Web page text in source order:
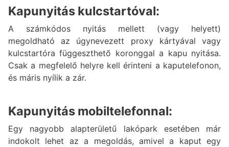
Kapunyitás kulcstartóval:
A számkódos nyitás mellett (vagy helyett)
megoldható az úgynevezett proxy kártyával vagy
kulcstartóra függeszthető koronggal a kapu nyitása.
Csak a megfelelő helyre kell érinteni a kaputelefonon,
és máris nyílik a zár.
Kapunyitás mobiltelefonnal:
Egy nagyobb alapterületű lakópark esetében már
indokolt lehet az a megoldás, amivel a kaput egy